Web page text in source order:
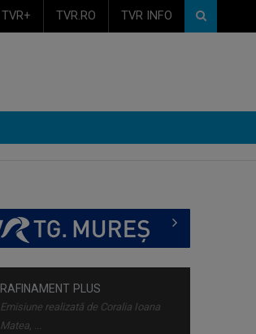
TVR+ TVR.RO TVR INFO
RAFINAMENT PLUS
Emisiune realizată de Coralia Ioana
Matea, ...